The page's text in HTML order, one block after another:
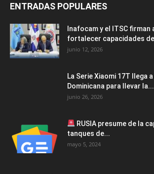
ENTRADAS POPULARES
Inafocam y el ITSC firman
fortalecer capacidades
junio 12, 2026
La Serie Xiaomi 17T llega
Dominicana para llevar la...
junio 26, 2026
RUSIA presume de la
tanques de...
mayo 5, 2024